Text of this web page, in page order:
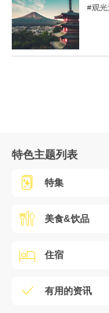
观光
特色主题列表
特集
美食&饮品
住宿
有用的资讯